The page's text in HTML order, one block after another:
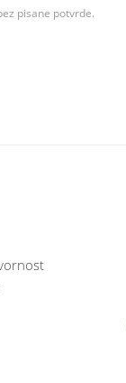
pisane potvrde.